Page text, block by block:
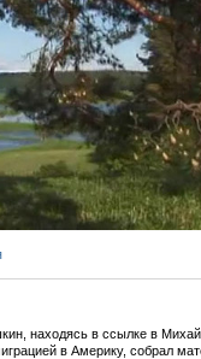
находясь в ссылке в
в Америку, собрал